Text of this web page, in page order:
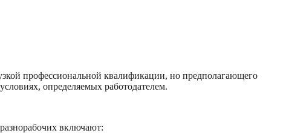
профессиональной квалификации, но предполагающего
определяемых работодателем.
включают: